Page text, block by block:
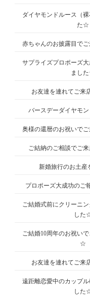
ダイヤモンドルース（
た☆
赤ちゃんのお披露目で
サプライズプロポーズ
まし
お友達を連れてご来
バースデーダイヤモ
奥様の還暦のお祝いで
ご結納のご相談でご
新婚旅行のお土産
プロポーズ大成功のご
ご結婚式前にクリーニ
した
ご結婚10周年のお祝い
☆
お友達を連れてご来
遠距離恋愛中のカップ
した